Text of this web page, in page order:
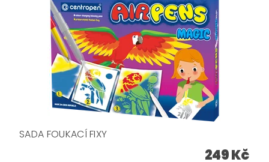
SADA FOUKACÍ FIXY
249 Kč